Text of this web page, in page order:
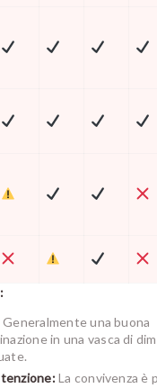
Generalmente una buona
in una vasca di
La convivenza è